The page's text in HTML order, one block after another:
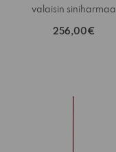
valaisin siniharmaa
256,00€